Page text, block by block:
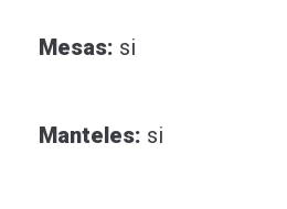
Mesas: si
Manteles: si